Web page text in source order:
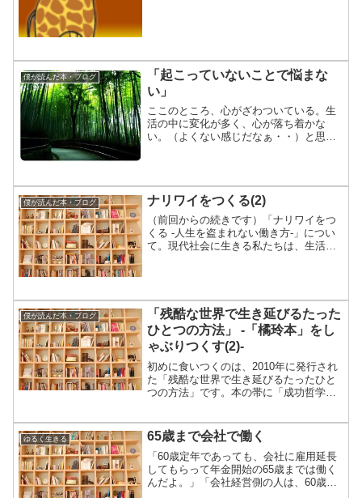
僕が読んだ本・ブログ
「起こっていないことで悩まな
い」
ここのところ、心がざわついている。生
活の中に変化が多く、心が落ち着かな
い。（よくない感じだなぁ・・）と思い
い」「いらないものを捨て...
僕が読んだ本・ブログ ナリワイをつくる(2)
（前回からの続きです）「ナリワイをつ
くる -人生を盗まれない働き方-」につい
て。現代社会に生きる私たちは、生活を
のを一休みして、立ち...
僕が読んだ本・ブログ
「残酷な世界で生き延びるたった
ひとつの方法」 -「橘玲本」をし
ゃぶりつくす(2)-
初めに食いつくのは、2010年に発行され
た「残酷な世界で生き延びるたったひと
つの方法」です。本の帯に「成功哲学」
啓発」的な本を買い漁っていた時期があ
りました。読んだ後に...
ゆるく生きる 65歳まで会社で働く
「60歳定年であっても、会社に雇用延長
してもらって年金開始の65歳までは働く
んだよ。」「会社経営側の人は、60歳以